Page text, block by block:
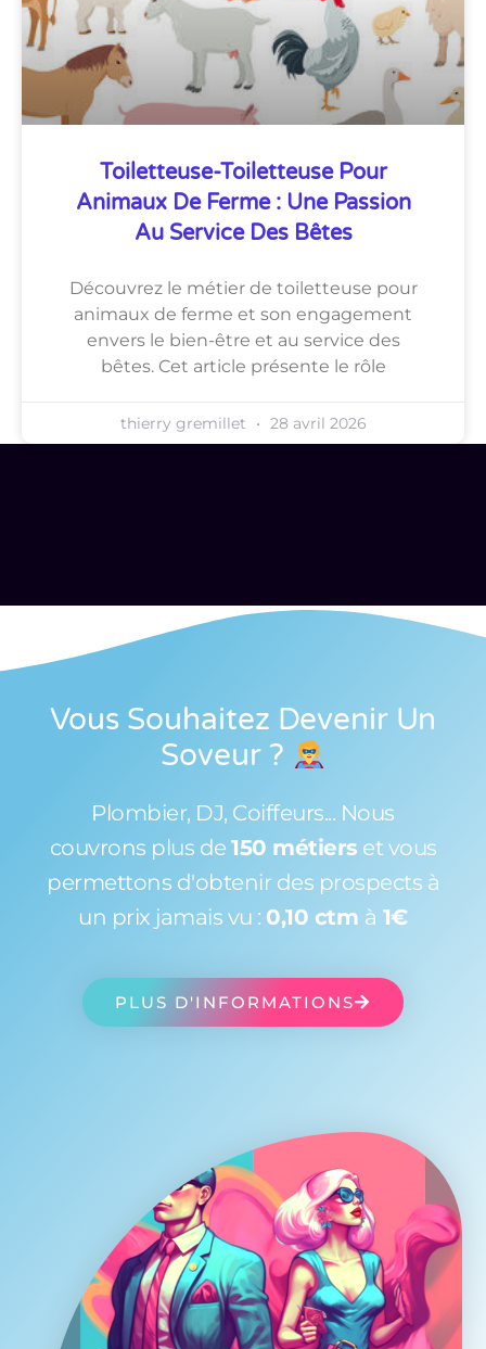
Toiletteuse-Toiletteuse Pour
Animaux De Ferme : Une Passion
Au Service Des Bêtes
Découvrez le métier de toiletteuse pour
animaux de ferme et son engagement
envers le bien-être et au service des
bêtes. Cet article présente le rôle
thierry gremillet 28 avril 2026
Vous Souhaitez Devenir Un
Soveur ?
Plombier, DJ, Coiffeurs... Nous
couvrons plus de 150 métiers et vous
permettons d'obtenir des prospects à
un prix jamais vu : 0,10 ctm à 1€
PLUS D'INFORMATIONS